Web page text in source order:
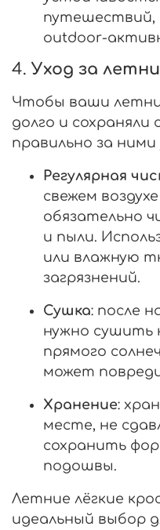
путешествий,
outdoor-
4. Уход за
Чтобы ваши
долго и
правильно за
Регулярная
свежем
обязательно
и пыли.
или влажную
загрязнений.
Сушка: после
нужно сушить
прямого
может
Хранение:
месте, не
сохранить
подошвы.
Летние лёгкие
идеальный выбор